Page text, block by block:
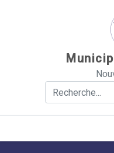
Rechercher